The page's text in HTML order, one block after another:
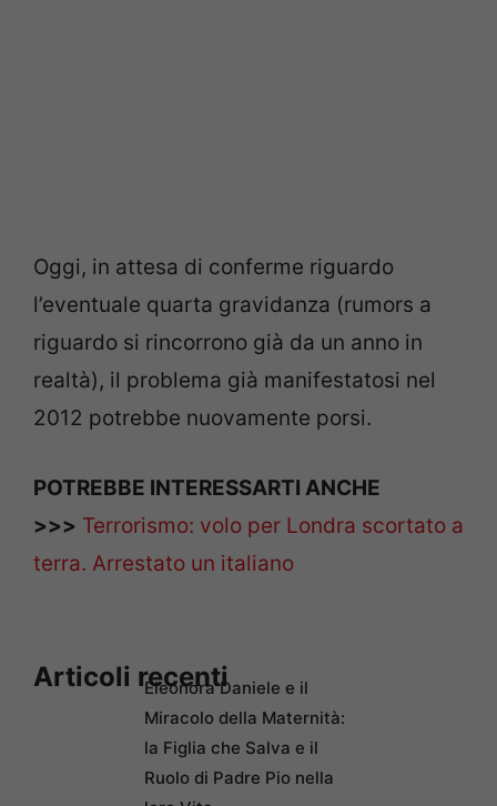
Oggi, in attesa di conferme riguardo
l’eventuale quarta gravidanza (rumors a
riguardo si rincorrono già da un anno in
realtà), il problema già manifestatosi nel
2012 potrebbe nuovamente porsi.
POTREBBE INTERESSARTI ANCHE
>>> Terrorismo: volo per Londra scortato a
terra. Arrestato un italiano
Articoli recentiEleonora Daniele e il
Miracolo della Maternità:
la Figlia che Salva e il
Ruolo di Padre Pio nella